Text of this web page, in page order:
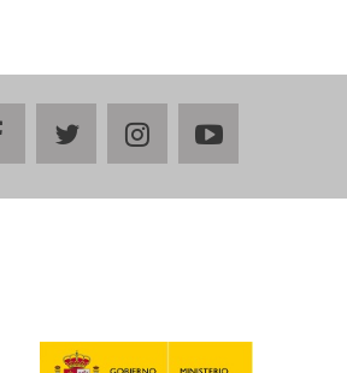
facebooktwitterinstagramyoutube